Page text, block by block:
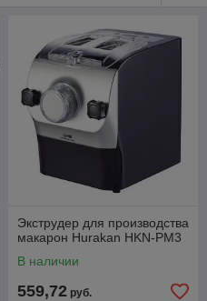
Экструдер для производства
макарон Hurakan HKN-PM3
В наличии
559,72 руб.